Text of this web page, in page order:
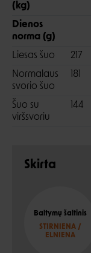
(kg)
Dienos
norma (g)
Liesas šuo
217
Normalaus
svorio šuo
181
Šuo su
viršsvoriu
144
Skirta
Baltymų šaltinis
STIRNIENA /
ELNIENA